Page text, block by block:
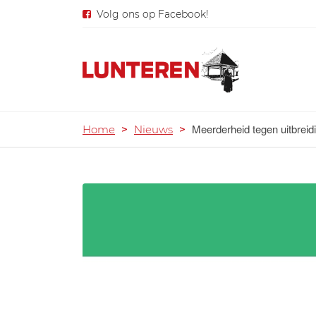
Volg ons op Facebook!
Home > Nieuws > Meerderheid tegen